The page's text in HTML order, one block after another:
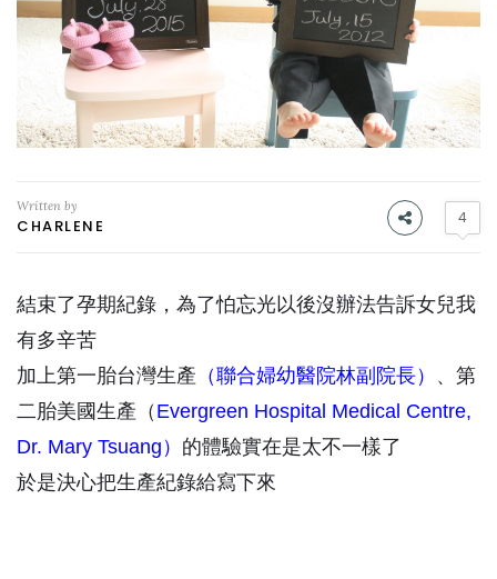
Written by
CHARLENE 4
結束了孕期紀錄，為了怕忘光以後沒辦法告訴女兒我
有多辛苦
加上第一胎台灣生產 （聯合婦幼醫院林副院長） 、第
二胎美國生產（ Evergreen Hospital Medical Centre,
Dr. Mary Tsuang） 的體驗實在是太不一樣了
於是決心把生產紀錄給寫下來